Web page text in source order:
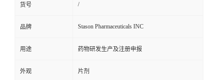
方
式
货号 /
品牌 Stason Pharmaceuticals INC
用途 药物研发生产及注册申报
外观 片剂